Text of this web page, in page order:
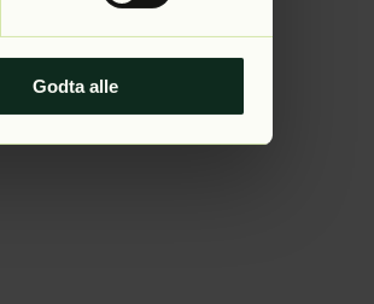
Godta alle